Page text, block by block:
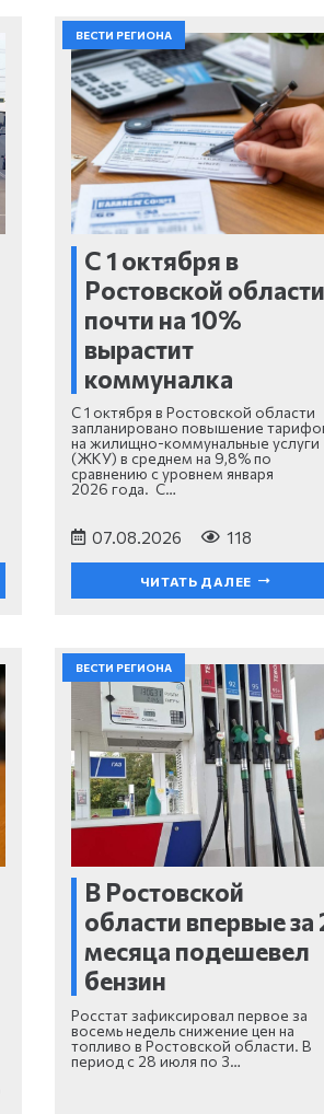
ВЕСТИ РЕГИОНА
С 1 октября в
Ростовской области
почти на 10%
вырастит
коммуналка
С 1 октября в Ростовской области
запланировано повышение
на жилищно-коммунальные услуги
(ЖКУ) в среднем на 9,8% по
сравнению с уровнем января
2026 года. С…
07.08.2026 118
ЧИТАТЬ ДАЛЕЕ
ВЕСТИ РЕГИОНА
В Ростовской
области впервые за
месяца подешевел
бензин
Росстат зафиксировал первое за
восемь недель снижение цен на
топливо в Ростовской области. В
период с 28 июля по 3…